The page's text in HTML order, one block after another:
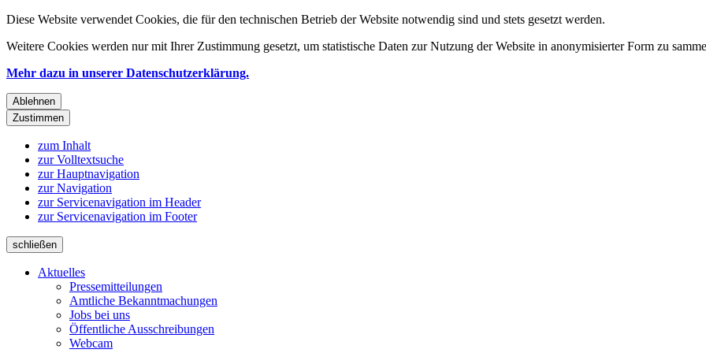
Diese Website verwendet Cookies, die für den technischen Betrieb der Website notwendig sind und stets gesetzt werden.
Weitere Cookies werden nur mit Ihrer Zustimmung gesetzt, um statistische Daten zur Nutzung der Website in anonymisierter Form zu
Mehr dazu in unserer Datenschutzerklärung.
Ablehnen
Zustimmen
zum Inhalt
zur Volltextsuche
zur Hauptnavigation
zur Navigation
zur Servicenavigation im Header
zur Servicenavigation im Footer
schließen
Aktuelles
Pressemitteilungen
Amtliche Bekanntmachungen
Jobs bei uns
Öffentliche Ausschreibungen
Webcam